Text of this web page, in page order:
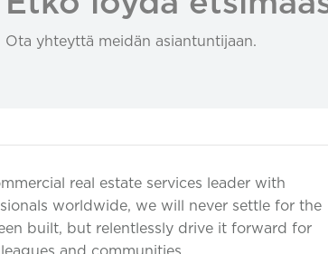
Ota yhteyttä meidän asiantuntijaan.
real estate services leader with
worldwide, we will never settle for the
built, but relentlessly drive it forward for
and communities.